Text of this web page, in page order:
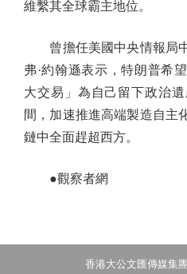
維繫其全球霸主地位。
曾擔任美國中央情報局
弗·約翰遜表示，特朗普希
大交易」為自己留下政治
間，加速推進高端製造自主
鏈中全面趕超西方。
●觀察者網
香港大公文匯傳媒集